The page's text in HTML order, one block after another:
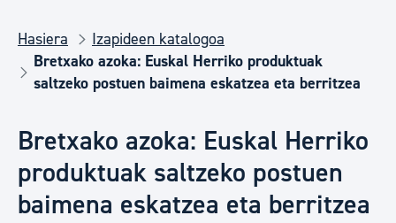
Hasiera
Izapideen katalogoa
Bretxako azoka: Euskal Herriko produktuak
saltzeko postuen baimena eskatzea eta berritzea
Bretxako azoka: Euskal Herriko
produktuak saltzeko postuen
baimena eskatzea eta berritzea